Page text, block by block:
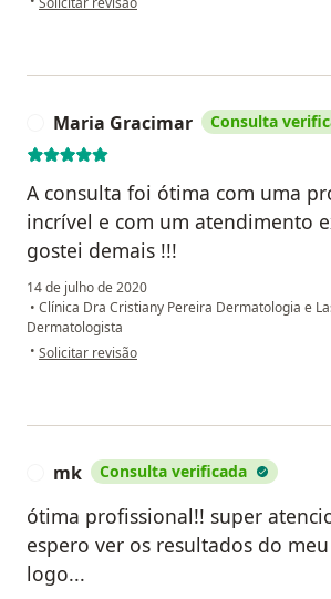
Maria Gracimar Consulta
A consulta foi ótima com uma
incrível e com um atendimento
gostei demais !!!
14 de julho de 2020
• Clínica Dra Cristiany Pereira Dermatologia e
Dermatologista
• na opinião do utilizador Maria Gracimar
Solicitar revisão
mk Consulta verificada
ótima profissional!! super
espero ver os resultados do
logo...